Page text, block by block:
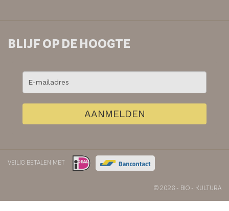
BLIJF OP DE HOOGTE
AANMELDEN
VEILIG BETALEN MET
© 2026 - BIO - KULTURA